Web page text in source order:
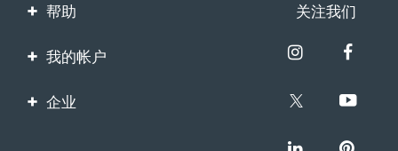
帮助
联系我们
保修与退换货
关注我们
我的帐户
产品注册
企业